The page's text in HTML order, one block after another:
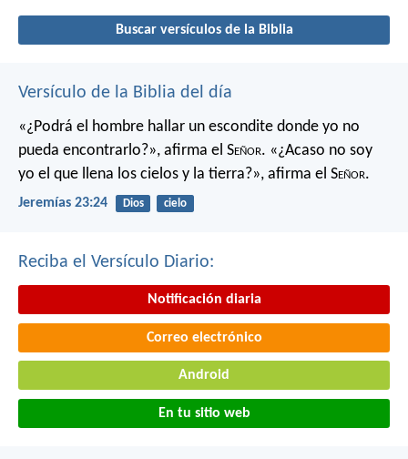
Buscar versículos de la Biblia
Versículo de la Biblia del día
«¿Podrá el hombre hallar un escondite donde yo no
pueda encontrarlo?», afirma el Señor. «¿Acaso no soy
yo el que llena los cielos y la tierra?», afirma el Señor.
Jeremías 23:24 Dios cielo
Reciba el Versículo Diario:
Notificación diaria
Correo electrónico
Android
En tu sitio web